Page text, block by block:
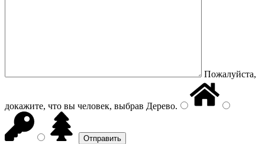
Пожалуйста,
докажите, что вы человек, выбрав Дерево.